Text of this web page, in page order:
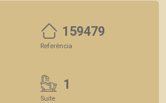
159479
Referência
1
Suite